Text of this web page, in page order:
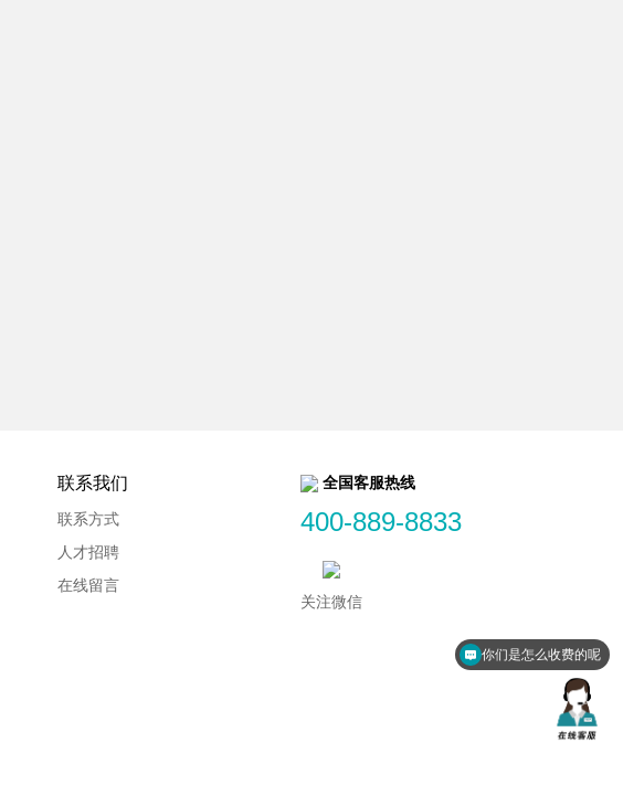
联系我们
联系方式
人才招聘
在线留言
全国客服热线
400-889-8833
关注微信
现在有优惠活动吗